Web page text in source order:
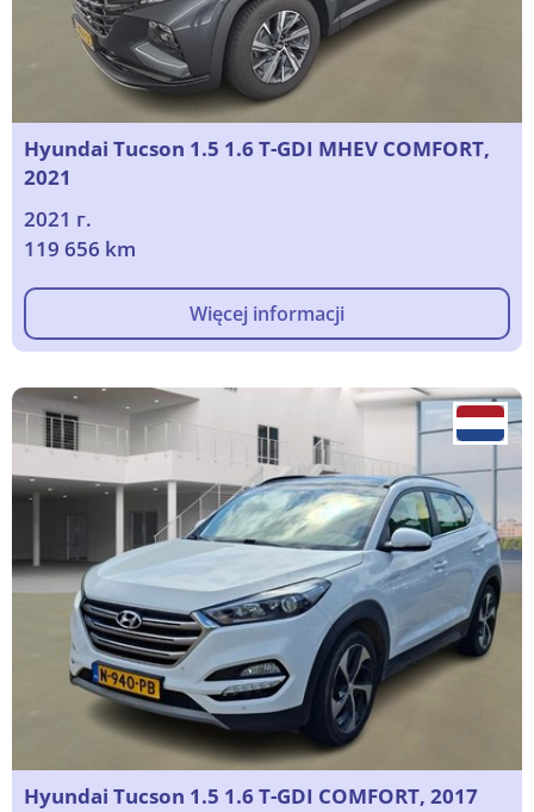
Hyundai Tucson 1.5 1.6 T-GDI MHEV COMFORT,
2021
2021 г.
119 656 km
Więcej informacji
Hyundai Tucson 1.5 1.6 T-GDI COMFORT, 2017